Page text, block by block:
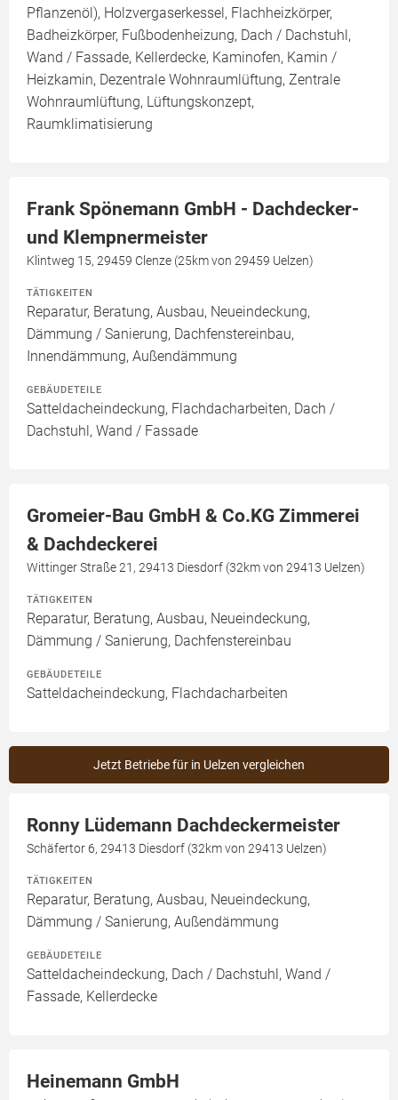
Pflanzenöl), Holzvergaserkessel, Flachheizkörper,
Badheizkörper, Fußbodenheizung, Dach / Dachstuhl,
Wand / Fassade, Kellerdecke, Kaminofen, Kamin /
Heizkamin, Dezentrale Wohnraumlüftung, Zentrale
Wohnraumlüftung, Lüftungskonzept,
Raumklimatisierung
Frank Spönemann GmbH - Dachdecker-
und Klempnermeister
Klintweg 15, 29459 Clenze (25km von 29459 Uelzen)
TÄTIGKEITEN
Reparatur, Beratung, Ausbau, Neueindeckung,
Dämmung / Sanierung, Dachfenstereinbau,
Innendämmung, Außendämmung
GEBÄUDETEILE
Satteldacheindeckung, Flachdacharbeiten, Dach /
Dachstuhl, Wand / Fassade
Gromeier-Bau GmbH & Co.KG Zimmerei
& Dachdeckerei
Wittinger Straße 21, 29413 Diesdorf (32km von 29413 Uelzen)
TÄTIGKEITEN
Reparatur, Beratung, Ausbau, Neueindeckung,
Dämmung / Sanierung, Dachfenstereinbau
GEBÄUDETEILE
Satteldacheindeckung, Flachdacharbeiten
Jetzt Betriebe für in Uelzen vergleichen
Ronny Lüdemann Dachdeckermeister
Schäfertor 6, 29413 Diesdorf (32km von 29413 Uelzen)
TÄTIGKEITEN
Reparatur, Beratung, Ausbau, Neueindeckung,
Dämmung / Sanierung, Außendämmung
GEBÄUDETEILE
Satteldacheindeckung, Dach / Dachstuhl, Wand /
Fassade, Kellerdecke
Heinemann GmbH